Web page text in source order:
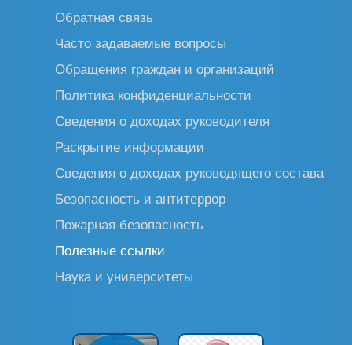
Обратная связь
Часто задаваемые вопросы
Обращения граждан и организаций
Политика конфиденциальности
Сведения о доходах руководителя
Раскрытие информации
Сведения о доходах руководящего состава
Безопасность и антитеррор
Пожарная безопасность
Полезные ссылки
Наука и университеты